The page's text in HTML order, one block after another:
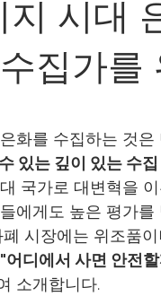
Coin Authentication Guide
시대
집가를
화를 수집하는 것은
있는 깊이 있는 수
국가로 대변혁을
에게도 높은 평가를
시장에는 위조품
"어디에서 사면 안전
소개합니다.